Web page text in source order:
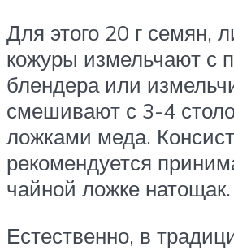
Для этого 20 г семян,
кожуры измельчают с
блендера или
смешивают с 3-4
ложками меда.
рекомендуется
чайной ложке натощак.
Естественно, в